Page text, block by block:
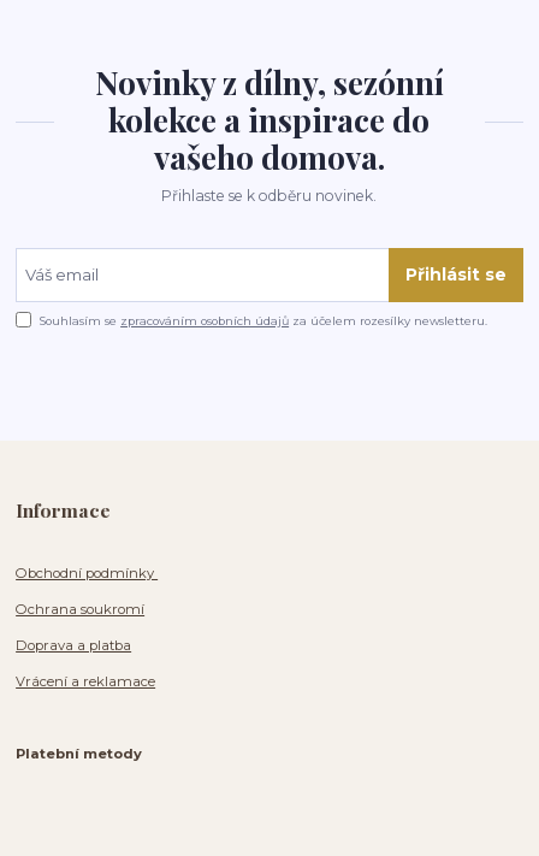
Novinky z dílny, sezónní
kolekce a inspirace do
vašeho domova.
Přihlaste se k odběru novinek.
Přihlásit se
Souhlasím se zpracováním osobních údajů za účelem rozesílky newsletteru.
Informace
Obchodní podmínky
Ochrana soukromí
Doprava a platba
Vrácení a reklamace
Platební metody